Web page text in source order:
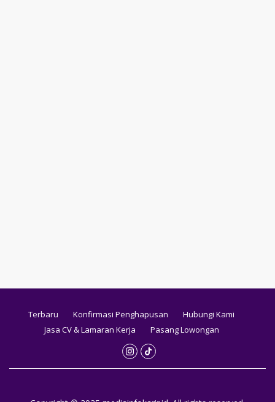
Terbaru Konfirmasi Penghapusan
Hubungi Kami
Jasa CV & Lamaran Kerja
Pasang Lowongan